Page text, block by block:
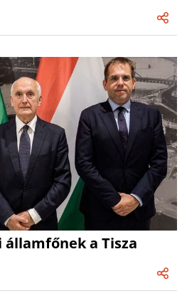
a Tisza